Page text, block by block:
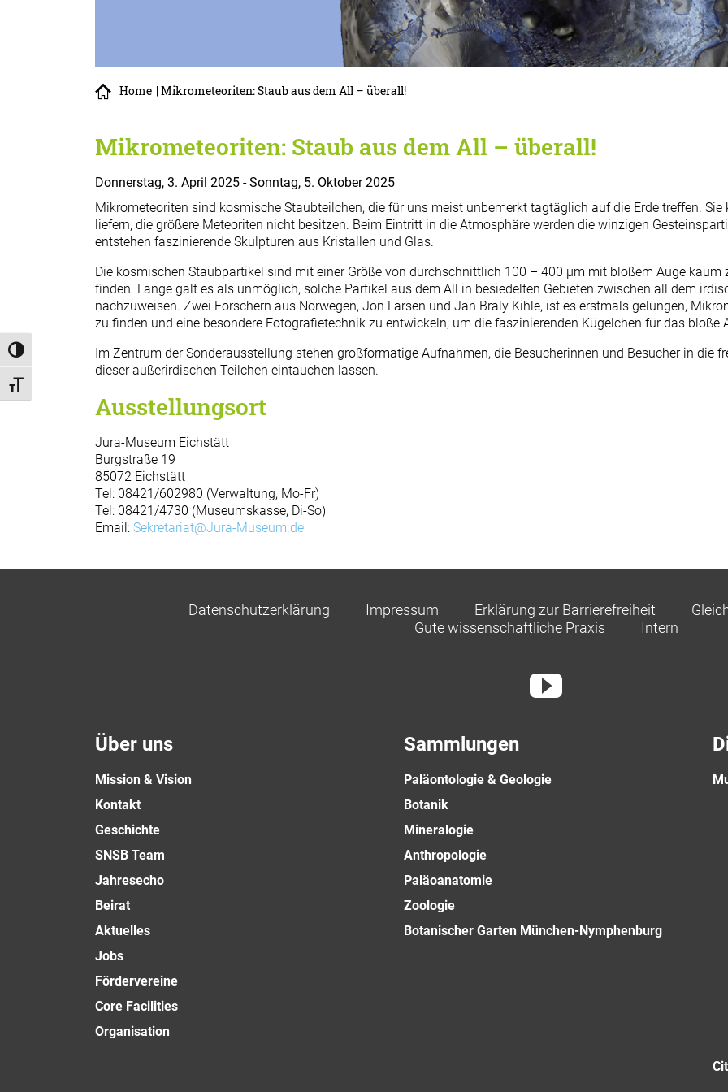
Umschalten auf hohe Kontraste
Schrift vergrößern
Home | Mikrometeoriten: Staub aus dem All – überall!
Mikrometeoriten: Staub aus dem All – überall!
Donnerstag, 3. April 2025 - Sonntag, 5. Oktober 2025
Mikrometeoriten sind kosmische Staubteilchen, die für uns meist unbemerkt tagtäglich auf die Erde treffen.
liefern, die größere Meteoriten nicht besitzen. Beim Eintritt in die Atmosphäre werden die winzigen
entstehen faszinierende Skulpturen aus Kristallen und Glas.
Die kosmischen Staubpartikel sind mit einer Größe von durchschnittlich 100 – 400 µm mit bloßem Auge kaum
finden. Lange galt es als unmöglich, solche Partikel aus dem All in besiedelten Gebieten zwischen all dem
nachzuweisen. Zwei Forschern aus Norwegen, Jon Larsen und Jan Braly Kihle, ist es erstmals gelungen,
zu finden und eine besondere Fotografietechnik zu entwickeln, um die faszinierenden Kügelchen für das bloße
Im Zentrum der Sonderausstellung stehen großformatige Aufnahmen, die Besucherinnen und Besucher in die
dieser außerirdischen Teilchen eintauchen lassen.
Ausstellungsort
Jura-Museum Eichstätt
Burgstraße 19
85072 Eichstätt
Tel: 08421/602980 (Verwaltung, Mo-Fr)
Tel: 08421/4730 (Museumskasse, Di-So)
Email: Sekretariat@Jura-Museum.de
Datenschutzerklärung Impressum Erklärung zur Barrierefreiheit
Gute wissenschaftliche Praxis
Intern
Über uns
Mission & Vision
Kontakt
Geschichte
SNSB Team
Jahresecho
Beirat
Aktuelles
Jobs
Fördervereine
Core Facilities
Organisation
Sammlungen
Paläontologie & Geologie
Botanik
Mineralogie
Anthropologie
Paläoanatomie
Zoologie
Botanischer Garten München-Nymphenburg